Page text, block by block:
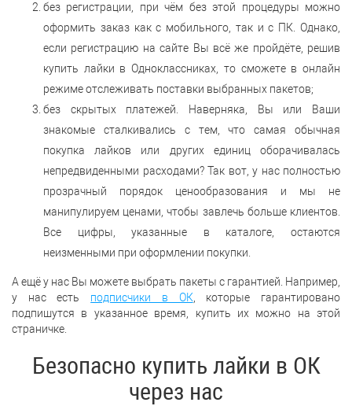
без регистрации, при чём без этой процедуры можно
оформить заказ как с мобильного, так и с ПК. Однако,
если регистрацию на сайте Вы всё же пройдёте, решив
купить лайки в Одноклассниках, то сможете в онлайн
режиме отслеживать поставки выбранных пакетов;
без скрытых платежей. Наверняка, Вы или Ваши
знакомые сталкивались с тем, что самая обычная
покупка лайков или других единиц оборачивалась
непредвиденными расходами? Так вот, у нас полностью
прозрачный порядок ценообразования и мы не
манипулируем ценами, чтобы завлечь больше клиентов.
Все цифры, указанные в каталоге, остаются
неизменными при оформлении покупки.
А ещё у нас Вы можете выбрать пакеты с гарантией. Например,
у нас есть подписчики в ОК , которые гарантировано
подпишутся в указанное время, купить их можно на этой
страничке.
Безопасно купить лайки в ОК
через нас